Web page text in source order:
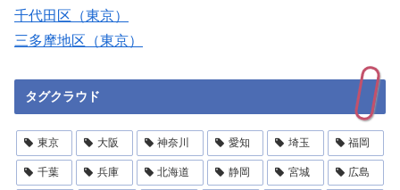
千代田区（東京）
三多摩地区（東京）
タグクラウド
東京 大阪 神奈川 愛知 埼玉 福岡
千葉 兵庫 北海道 静岡 宮城 広島